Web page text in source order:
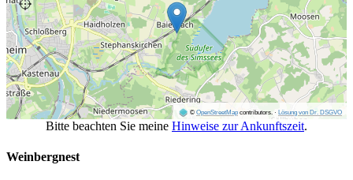
© OpenStreetMapcontributors. · Lösung von Dr. DSGVO
Bitte beachten Sie meine Hinweise zur Ankunftszeit.
Weinbergnest